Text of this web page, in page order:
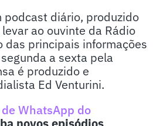
podcast diário, produzido
ao ouvinte da Rádio
das principais informações
a sexta pela
é produzido e
Ed Venturini.
WhatsApp do